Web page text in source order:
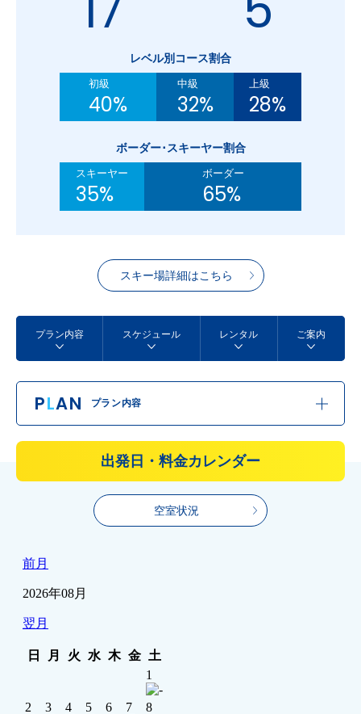
レベル別コース割合
初級
40%
中級
32%
上級
28%
ボーダー･スキーヤー割合
スキーヤー
35%
ボーダー
65%
スキー場詳細はこちら
プラン内容 スケジュール レンタル ご案内
PLAN プラン内容
出発日・料金カレンダー
空室状況